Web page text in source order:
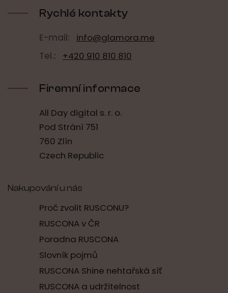
p
k
y
v
i
u
Rychlé kontakty
E-mail:
info@glamora.me
Tel.:
+420 910 810 810
Firemní informace
All Day digital s. r. o.
Pod Strání 751
760 Zlín
Czech Republic
Nakupování u nás
Proč zvolit RUSCONU?
RUSCONA v ČR
Poradna RUSCONA
Slovník pojmů
RUSCONA Shine nehtařská síť
RUSCONA a udržitelnost